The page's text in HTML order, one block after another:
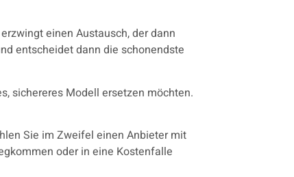
einen Austausch, der dann
entscheidet dann die schonendste
sichereres Modell ersetzen möchten.
Sie im Zweifel einen Anbieter mit
oder in eine Kostenfalle